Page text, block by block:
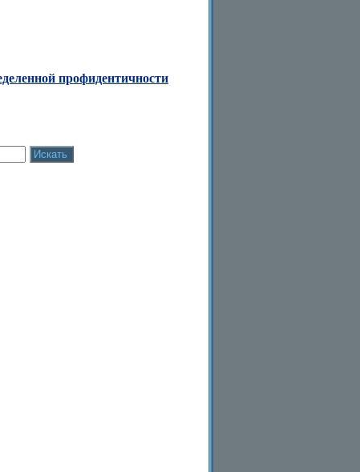
профидентичности